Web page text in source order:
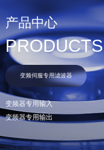
产品中心
PRODUCTS
变频伺服专用滤波器
变频器专用输入
变频器专用输出